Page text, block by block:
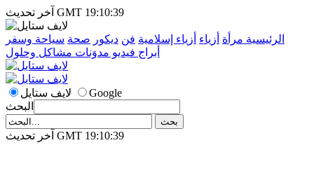
آخر تحديث GMT 19:10:39
الرئيسية مرأة أزياء أزياء إسلامية فن ديكور صحة سياحة وسفر
أبراج فيديو مدوَنات مشاكل وحلول
لايف ستايل
Google
البحث
آخر تحديث GMT 19:10:39